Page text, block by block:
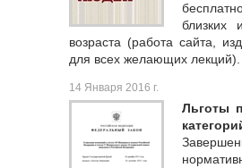
близких
возраста (работа сайта,
для всех желающих лекций).
14 Января 2016 г.
Льготы